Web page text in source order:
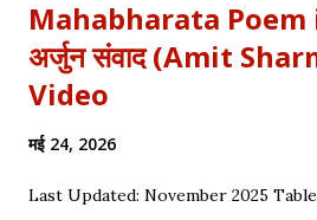
Mahabharata Poem
अर्जुन संवाद (Amit
Video
मई 24, 2026
Last Updated: November 2025